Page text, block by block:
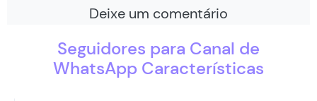
Deixe um comentário
Seguidores para Canal de
WhatsApp Características